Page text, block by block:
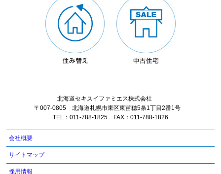
北海道セキスイファミエス株式会社
〒007-0805 北海道札幌市東区東苗穂5条1丁目2番1号
TEL：011-788-1825 FAX：011-788-1826
会社概要
サイトマップ
採用情報